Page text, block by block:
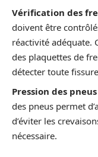
Vérification des
doivent être
réactivité adéquate.
des plaquettes de
détecter toute
Pression des pneus
des pneus permet
d’éviter les
nécessaire.